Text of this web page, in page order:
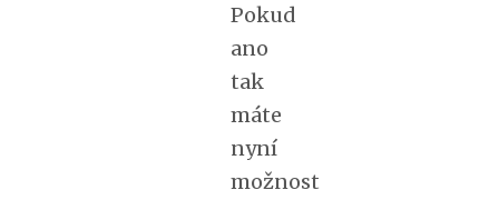
Pokud
ano
tak
máte
nyní
možnost